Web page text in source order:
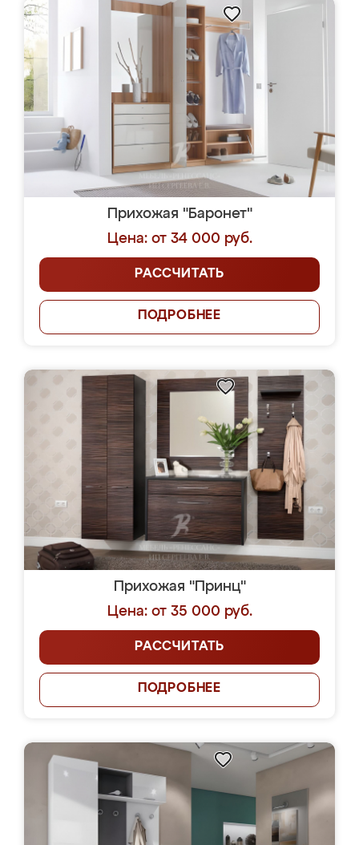
Прихожая "Баронет"
Цена: от 34 000 руб.
РАССЧИТАТЬ
ПОДРОБНЕЕ
Прихожая "Принц"
Цена: от 35 000 руб.
РАССЧИТАТЬ
ПОДРОБНЕЕ